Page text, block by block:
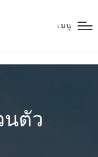
เมนู
ตัว